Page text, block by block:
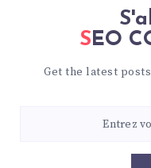
SEO
Get the latest